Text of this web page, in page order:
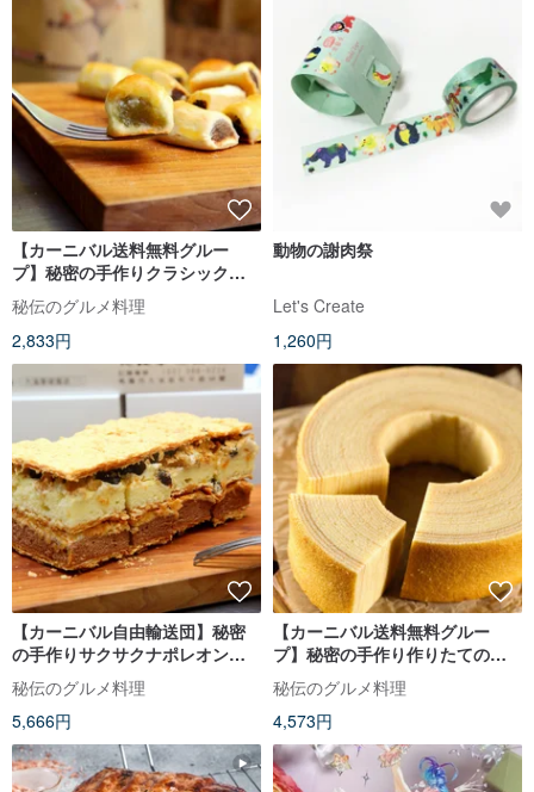
【カーニバル送料無料グルー
プ】秘密の手作りクラシックパ
イナップルバイト3をグループに
秘伝のグルメ料理
2,833円
動物の謝肉祭
Let's Create
1,260円
【カーニバル自由輸送団】秘密
の手作りサクサクナポレオンパ
イ 3組入り
秘伝のグルメ料理
5,666円
【カーニバル送料無料グルー
プ】秘密の手作り作りたての濃
厚なミルク風味のバウムクーヘ
ン3をグループに
秘伝のグルメ料理
4,573円